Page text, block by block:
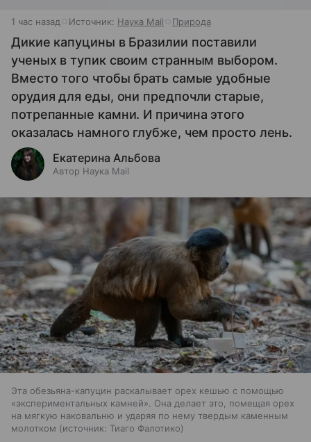
1 час назад Источник: Наука Mail Природа
Дикие капуцины в Бразилии поставили
ученых в тупик своим странным выбором.
Вместо того чтобы брать самые удобные
орудия для еды, они предпочли старые,
потрепанные камни. И причина этого
оказалась намного глубже, чем просто лень.
Екатерина Альбова
Автор Наука Mail
Эта обезьяна-капуцин раскалывает орех кешью с помощью
«экспериментальных камней». Она делает это, помещая орех
на мягкую наковальню и ударяя по нему твердым каменным
молотком
источник: Тиаго Фалотико